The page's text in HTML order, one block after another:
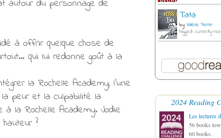
autour du personnage de
à offrir quelque chose de
qui lui redonne goût à la
la Rochelle Academy, l’une
peur et la culpabilité la
la Rochelle Academy. Jodie
?
Tata
by Valérie Perrin
tagged: currently-
2024 Reading
Les lectures
56 books
60 books.